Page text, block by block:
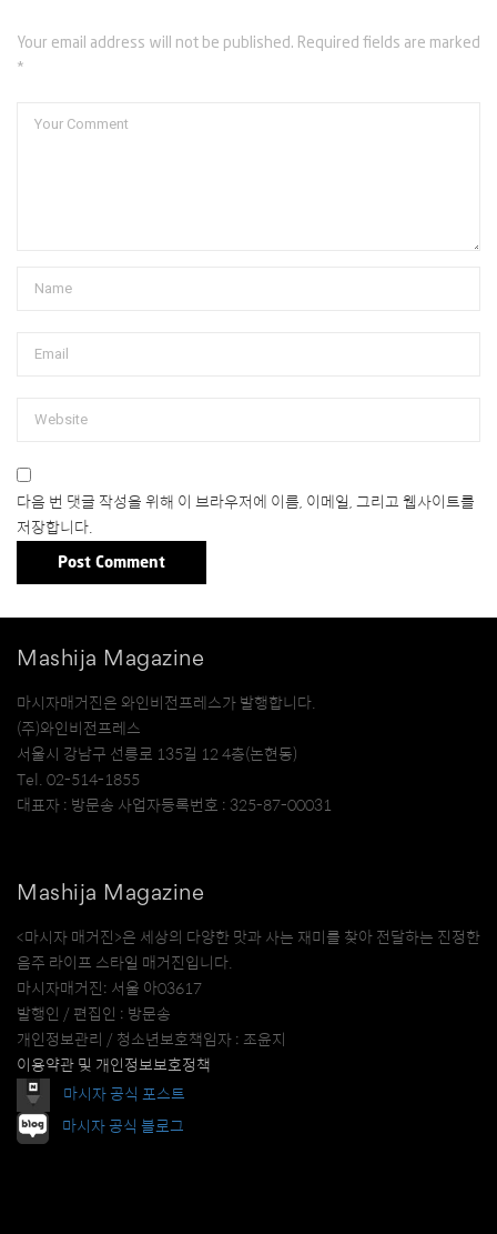
Your email address will not be published. Required fields are marked
*
다음 번 댓글 작성을 위해 이 브라우저에 이름, 이메일, 그리고 웹사이트를
저장합니다.
Mashija Magazine
마시자매거진은 와인비전프레스가 발행합니다.
(주)와인비전프레스
서울시 강남구 선릉로 135길 12 4층(논현동)
Tel. 02-514-1855
대표자 : 방문송 사업자등록번호 : 325-87-00031
Mashija Magazine
<마시자 매거진>은 세상의 다양한 맛과 사는 재미를 찾아 전달하는 진정한
음주 라이프 스타일 매거진입니다.
마시자매거진: 서울 아03617
발행인 / 편집인 : 방문송
개인정보관리 / 청소년보호책임자 : 조윤지
이용약관 및 개인정보보호정책
마시자 공식 포스트
마시자 공식 블로그